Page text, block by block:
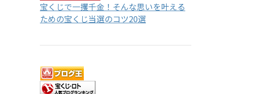
宝くじで一攫千金！そんな思いを叶える
ための宝くじ当選のコツ20選